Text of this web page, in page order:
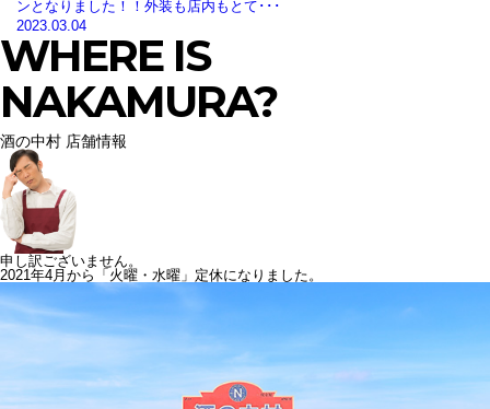
ンとなりました！！外装も店内もとて･･･
2023.03.04
WHERE IS
NAKAMURA?
酒の中村 店舗情報
申し訳ございません。
2021年4月から「火曜・水曜」定休になりました。